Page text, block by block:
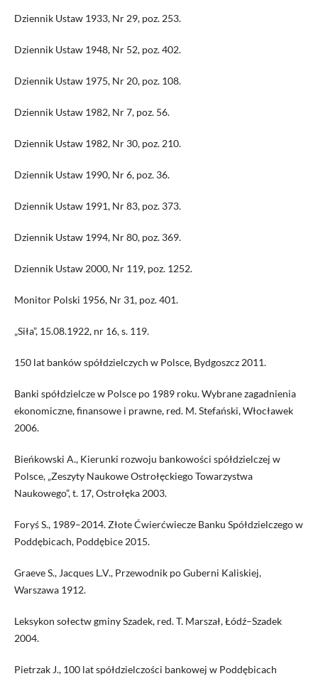
Dziennik Ustaw 1933, Nr 29, poz. 253.
Dziennik Ustaw 1948, Nr 52, poz. 402.
Dziennik Ustaw 1975, Nr 20, poz. 108.
Dziennik Ustaw 1982, Nr 7, poz. 56.
Dziennik Ustaw 1982, Nr 30, poz. 210.
Dziennik Ustaw 1990, Nr 6, poz. 36.
Dziennik Ustaw 1991, Nr 83, poz. 373.
Dziennik Ustaw 1994, Nr 80, poz. 369.
Dziennik Ustaw 2000, Nr 119, poz. 1252.
Monitor Polski 1956, Nr 31, poz. 401.
„Siła”, 15.08.1922, nr 16, s. 119.
150 lat banków spółdzielczych w Polsce, Bydgoszcz 2011.
Banki spółdzielcze w Polsce po 1989 roku. Wybrane zagadnienia
ekonomiczne, finansowe i prawne, red. M. Stefański, Włocławek
2006.
Bieńkowski A., Kierunki rozwoju bankowości spółdzielczej w
Polsce, „Zeszyty Naukowe Ostrołęckiego Towarzystwa
Naukowego”, t. 17, Ostrołęka 2003.
Foryś S., 1989–2014. Złote Ćwierćwiecze Banku Spółdzielczego w
Poddębicach, Poddębice 2015.
Graeve S., Jacques L.V., Przewodnik po Guberni Kaliskiej,
Warszawa 1912.
Leksykon sołectw gminy Szadek, red. T. Marszał, Łódź–Szadek
2004.
Pietrzak J., 100 lat spółdzielczości bankowej w Poddębicach